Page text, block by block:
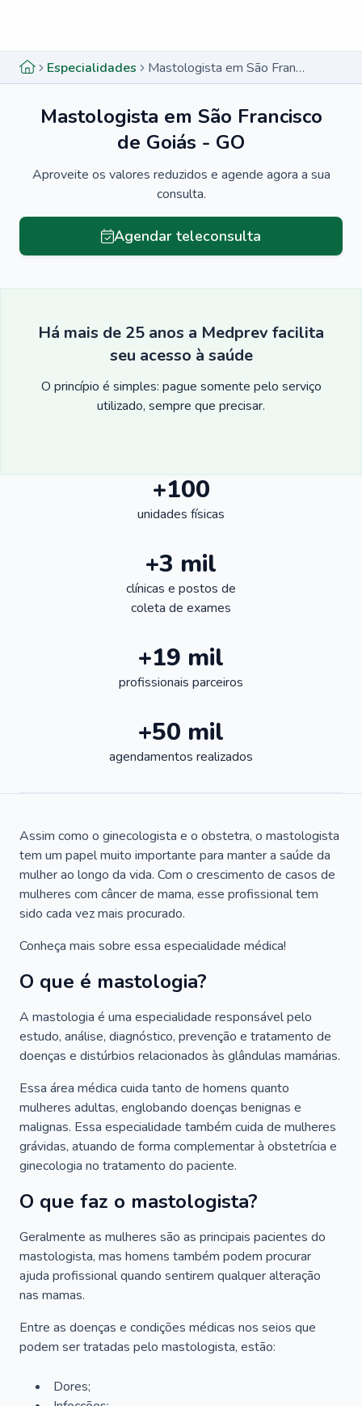
Especialidades Mastologista em São Francisco de Goiás - GO
Mastologista em São Francisco
de Goiás - GO
Aproveite os valores reduzidos e agende agora a sua
consulta.
Agendar teleconsulta
Há mais de 25 anos a Medprev facilita
seu acesso à saúde
O princípio é simples: pague somente pelo serviço
utilizado, sempre que precisar.
+100
unidades físicas
+3 mil
clínicas e postos de
coleta de exames
+19 mil
profissionais parceiros
+50 mil
agendamentos realizados
Assim como o ginecologista e o obstetra, o mastologista
tem um papel muito importante para manter a saúde da
mulher ao longo da vida. Com o crescimento de casos de
mulheres com câncer de mama, esse profissional tem
sido cada vez mais procurado.
Conheça mais sobre essa especialidade médica!
O que é mastologia?
A mastologia é uma especialidade responsável pelo
estudo, análise, diagnóstico, prevenção e tratamento de
doenças e distúrbios relacionados às glândulas mamárias.
Essa área médica cuida tanto de homens quanto
mulheres adultas, englobando doenças benignas e
malignas. Essa especialidade também cuida de mulheres
grávidas, atuando de forma complementar à obstetrícia e
ginecologia no tratamento do paciente.
O que faz o mastologista?
Geralmente as mulheres são as principais pacientes do
mastologista, mas homens também podem procurar
ajuda profissional quando sentirem qualquer alteração
nas mamas.
Entre as doenças e condições médicas nos seios que
podem ser tratadas pelo mastologista, estão:
Dores;